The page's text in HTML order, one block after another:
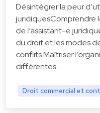
Désintégrer la peur
juridiquesComprendre
de l’assistant-e
du droit et les modes
conflits.Maîtriser
différentes…
Droit commercial et